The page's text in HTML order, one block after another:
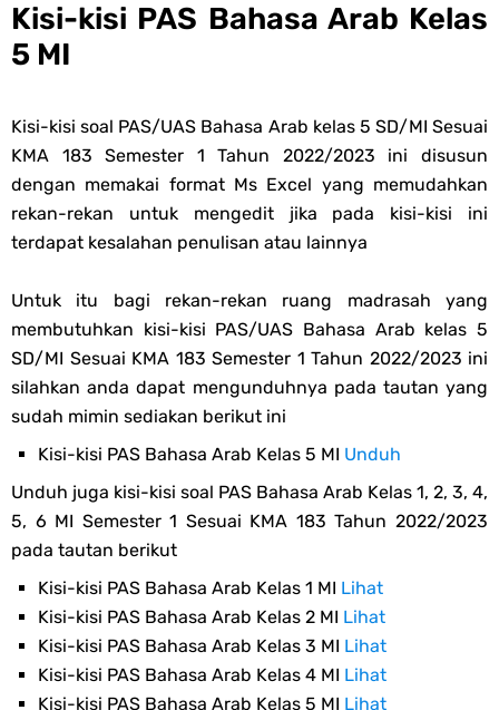
Kisi-kisi PAS Bahasa Arab Kelas
5 MI
Kisi-kisi soal PAS/UAS Bahasa Arab kelas 5 SD/MI Sesuai
KMA 183 Semester 1 Tahun 2022/2023 ini disusun
dengan memakai format Ms Excel yang memudahkan
rekan-rekan untuk mengedit jika pada kisi-kisi ini
terdapat kesalahan penulisan atau lainnya
Untuk itu bagi rekan-rekan ruang madrasah yang
membutuhkan kisi-kisi PAS/UAS Bahasa Arab kelas 5
SD/MI Sesuai KMA 183 Semester 1 Tahun 2022/2023 ini
silahkan anda dapat mengunduhnya pada tautan yang
sudah mimin sediakan berikut ini
Kisi-kisi PAS Bahasa Arab Kelas 5 MI Unduh
Unduh juga kisi-kisi soal PAS Bahasa Arab Kelas 1, 2, 3, 4,
5, 6 MI Semester 1 Sesuai KMA 183 Tahun 2022/2023
pada tautan berikut
Kisi-kisi PAS Bahasa Arab Kelas 1 MI Lihat
Kisi-kisi PAS Bahasa Arab Kelas 2 MI Lihat
Kisi-kisi PAS Bahasa Arab Kelas 3 MI Lihat
Kisi-kisi PAS Bahasa Arab Kelas 4 MI Lihat
Kisi-kisi PAS Bahasa Arab Kelas 5 MI Lihat